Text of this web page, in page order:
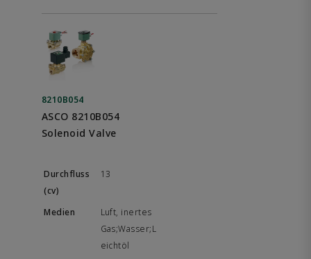
8210B054
ASCO 8210B054
Solenoid Valve
13
Luft, inertes
Gas;Wasser;L
eichtöl